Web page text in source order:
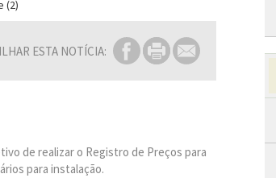
ESTA NOTÍCIA:
de realizar o Registro de Preços para
para instalação.